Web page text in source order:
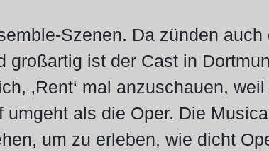
Szenen. Da zünden
ist der Cast in
‚Rent‘ mal anzuschauen,
umgeht als die Oper. Die
um zu erleben, wie dicht